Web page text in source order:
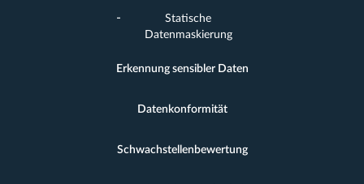
Statische
Datenmaskierung
Erkennung sensibler Daten
Datenkonformität
Schwachstellenbewertung